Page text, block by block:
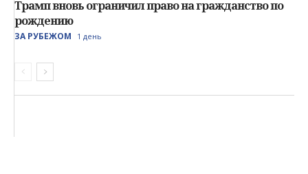
Трамп вновь ограничил право на гражданство по
рождению
ЗА РУБЕЖОМ 1 день